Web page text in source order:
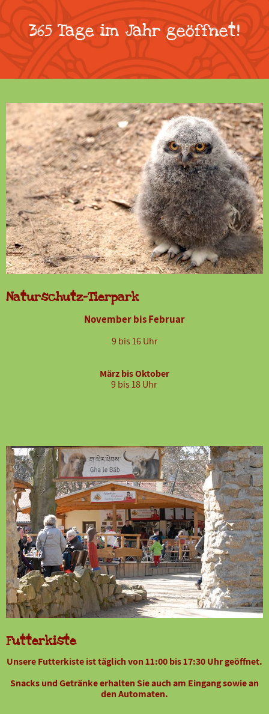
365 Tage im Jahr geöffnet!
Naturschutz-Tierpark
November bis Februar
9 bis 16 Uhr
März bis Oktober
9 bis 18 Uhr
Futterkiste
Unsere Futterkiste ist täglich von 11:00 bis 17:30 Uhr geöffnet.
Snacks und Getränke erhalten Sie auch am Eingang sowie an
den Automaten.